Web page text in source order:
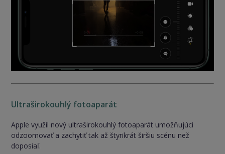
Ultraširokouhlý fotoaparát
Apple využil nový ultraširokouhlý fotoaparát umožňujúci
odzoomovať a zachytiť tak až štyrikrát širšiu scénu než
doposiaľ.